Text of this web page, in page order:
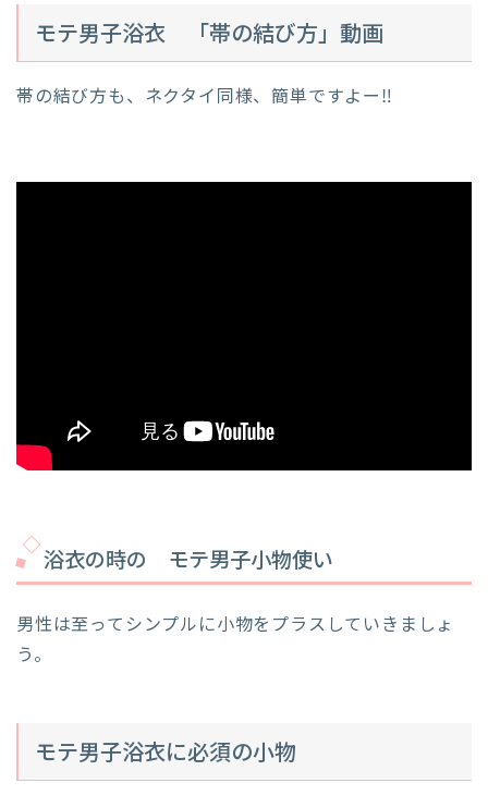
モテ男子浴衣 「帯の結び方」動画
帯の結び方も、ネクタイ同様、簡単ですよー‼︎
浴衣の時の モテ男子小物使い
男性は至ってシンプルに小物をプラスしていきましょ
う。
モテ男子浴衣に必須の小物